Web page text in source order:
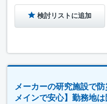
検討リストに追加
メーカーの研究施設で
メインで安心】勤務地